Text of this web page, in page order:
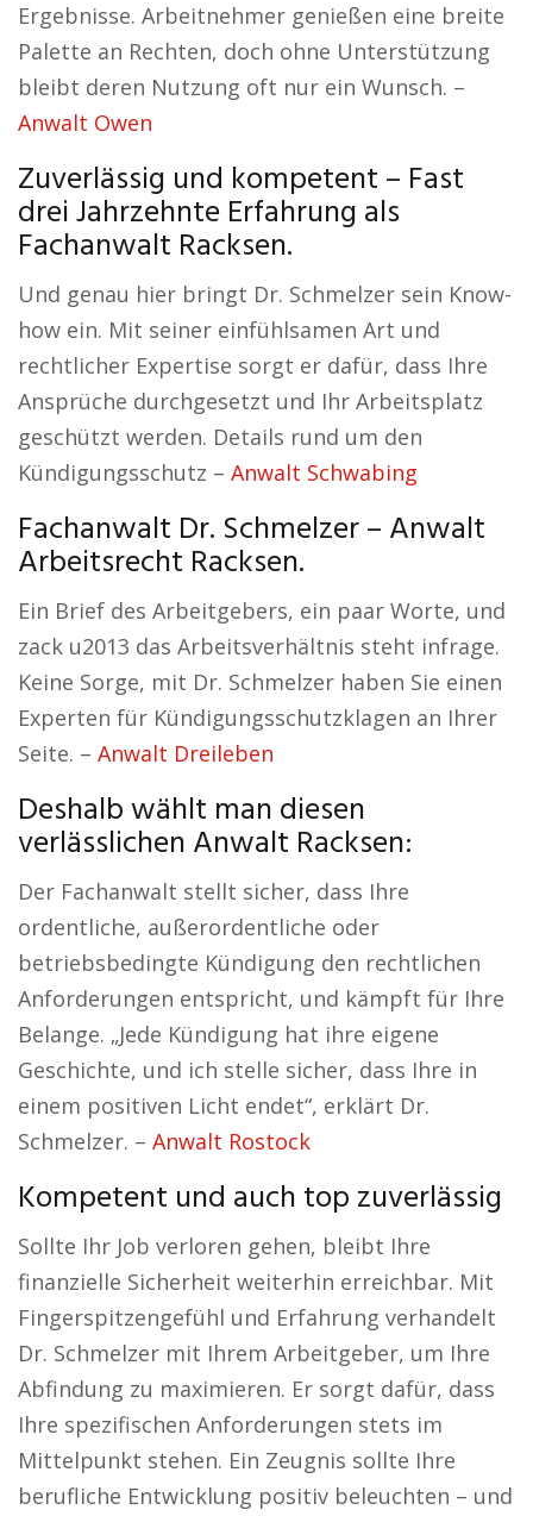
Ergebnisse. Arbeitnehmer genießen eine breite
Palette an Rechten, doch ohne Unterstützung
bleibt deren Nutzung oft nur ein Wunsch. –
Anwalt Owen
Zuverlässig und kompetent – Fast
drei Jahrzehnte Erfahrung als
Fachanwalt Racksen.
Und genau hier bringt Dr. Schmelzer sein Know-
how ein. Mit seiner einfühlsamen Art und
rechtlicher Expertise sorgt er dafür, dass Ihre
Ansprüche durchgesetzt und Ihr Arbeitsplatz
geschützt werden. Details rund um den
Kündigungsschutz – Anwalt Schwabing
Fachanwalt Dr. Schmelzer – Anwalt
Arbeitsrecht Racksen.
Ein Brief des Arbeitgebers, ein paar Worte, und
zack u2013 das Arbeitsverhältnis steht infrage.
Keine Sorge, mit Dr. Schmelzer haben Sie einen
Experten für Kündigungsschutzklagen an Ihrer
Seite. – Anwalt Dreileben
Deshalb wählt man diesen
verlässlichen Anwalt Racksen:
Der Fachanwalt stellt sicher, dass Ihre
ordentliche, außerordentliche oder
betriebsbedingte Kündigung den rechtlichen
Anforderungen entspricht, und kämpft für Ihre
Belange. „Jede Kündigung hat ihre eigene
Geschichte, und ich stelle sicher, dass Ihre in
einem positiven Licht endet“, erklärt Dr.
Schmelzer. – Anwalt Rostock
Kompetent und auch top zuverlässig
Sollte Ihr Job verloren gehen, bleibt Ihre
finanzielle Sicherheit weiterhin erreichbar. Mit
Fingerspitzengefühl und Erfahrung verhandelt
Dr. Schmelzer mit Ihrem Arbeitgeber, um Ihre
Abfindung zu maximieren. Er sorgt dafür, dass
Ihre spezifischen Anforderungen stets im
Mittelpunkt stehen. Ein Zeugnis sollte Ihre
berufliche Entwicklung positiv beleuchten – und